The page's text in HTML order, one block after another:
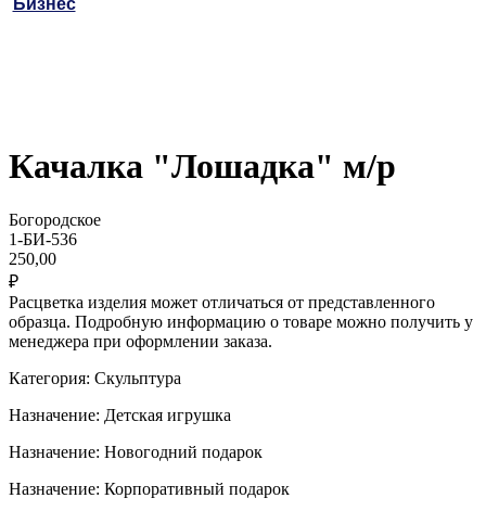
Бизнес
Качалка "Лошадка" м/р
Богородское
1-БИ-536
250,00
₽
Расцветка изделия может отличаться от представленного
образца. Подробную информацию о товаре можно получить у
менеджера при оформлении заказа.
Категория: Скульптура
Назначение: Детская игрушка
Назначение: Новогодний подарок
Назначение: Корпоративный подарок